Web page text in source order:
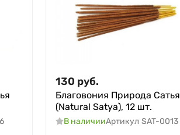
130 руб.
Благовония Природа Сатья
(Natural Satya), 12 шт.
В наличииАртикул SAT-0013